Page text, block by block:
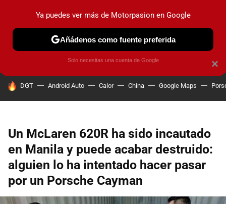
PRUEBAS COCHES ELÉCTRICOS OBSERVATORIO
HOY SE HABLA DE
DGT Android Auto Calor China Google Maps
Un McLaren 620R ha sido incautado
en Manila y puede acabar destruido:
alguien lo ha intentado hacer pasar
por un Porsche Cayman
×
Ya puedes ver más de Motorpasion en Google
Añádenos como fuente preferida
Solo necesitas una cuenta de Google